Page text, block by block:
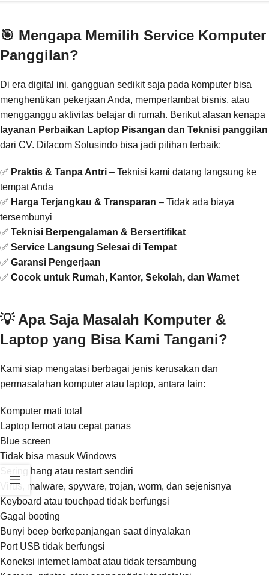
🎯 Mengapa Memilih Service Komputer
Panggilan?
Di era digital ini, gangguan sedikit saja pada komputer bisa
menghentikan pekerjaan Anda, memperlambat bisnis, atau
mengganggu aktivitas belajar di rumah. Berikut alasan kenapa
layanan Perbaikan Laptop Pisangan dan Teknisi panggilan
dari CV. Difacom Solusindo bisa jadi pilihan terbaik:
✅ Praktis & Tanpa Antri – Teknisi kami datang langsung ke
tempat Anda
✅ Harga Terjangkau & Transparan – Tidak ada biaya
tersembunyi
✅ Teknisi Berpengalaman & Bersertifikat
✅ Service Langsung Selesai di Tempat
✅ Garansi Pengerjaan
✅ Cocok untuk Rumah, Kantor, Sekolah, dan Warnet
💡 Apa Saja Masalah Komputer &
Laptop yang Bisa Kami Tangani?
Kami siap mengatasi berbagai jenis kerusakan dan
permasalahan komputer atau laptop, antara lain:
Komputer mati total
Laptop lemot atau cepat panas
Blue screen
Tidak bisa masuk Windows
Sering hang atau restart sendiri
Virus, malware, spyware, trojan, worm, dan sejenisnya
Keyboard atau touchpad tidak berfungsi
Gagal booting
Bunyi beep berkepanjangan saat dinyalakan
Port USB tidak berfungsi
Koneksi internet lambat atau tidak tersambung